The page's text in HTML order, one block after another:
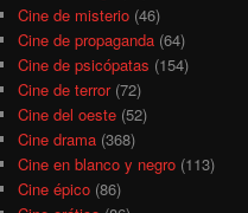
Cine de misterio(46)
Cine de propaganda(64)
Cine de psicópatas (154)
Cine de terror(72)
Cine del oeste(52)
Cine drama(368)
Cine en blanco y negro(113)
Cine épico(86)